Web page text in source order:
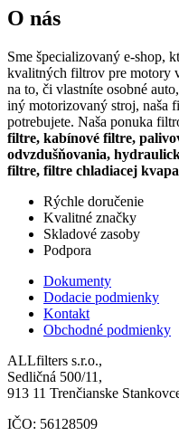
O nás
Sme špecializovaný e-shop,
kvalitných filtrov pre motory
na to, či vlastníte osobné
iný motorizovaný stroj, naša
potrebujete. Naša ponuka
filtre, kabínové filtre,
odvzdušňovania,
filtre, filtre chladiacej
Rýchle doručenie
Kvalitné značky
Skladové zasoby
Podpora
Dokumenty
Dodacie podmienky
Kontakt
Obchodné podmienky
ALLfilters s.r.o.,
Sedličná 500/11,
913 11 Trenčianske
IČO: 56128509